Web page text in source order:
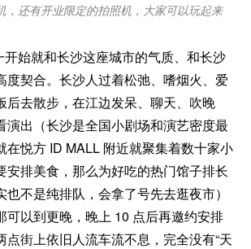
，还有开业限定的拍照机，大家可以玩起来
开始就和长沙这座城市的气质、和长沙
度契合。长沙人过着松弛、嗜烟火、爱
后去散步，在江边发呆、聊天、吹晚
演出（长沙是全国小剧场和演艺密度最
在悦方 ID MALL 附近就聚集着数十家小
安排美食，那么为好吃的热门馆子排长
不是纯排队，会拿了号先去逛夜市）
以到更晚，晚上 10 点后再邀约安排
点街上依旧人流车流不息，完全没有“天